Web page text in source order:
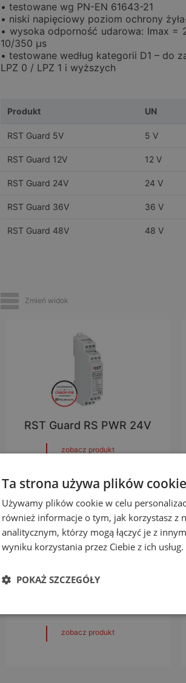
• testowane wg PN-EN 61643-21
• niski napięciowy poziom ochrony
• wysoka odporność udarowa: Imax
10/350 μs
• testowane według kategorii D1 – do
LPZ 0 / LPZ 1 i wyższych
Produkt UN
RST Guard 5V 5 V
RST Guard 12V 12 V
RST Guard 24V 24 V
RST Guard 36V 36 V
RST Guard 48V 48 V
Zmień widok
RST Guard RS PWR 24V
zobacz produkt
zobacz produkt
Ta strona używa plików cookie
Używamy plików cookie w celu
również informacje o tym, jak korzystasz
analitycznym, którzy mogą łączyć je z
wyniku korzystania przez Ciebie z ich usług.
POKAŻ SZCZEGÓŁY